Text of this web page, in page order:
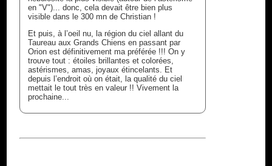
en "V")... donc, cela devait être bien plus
visible dans le 300 mn de Christian !
Et puis, à l’oeil nu, la région du ciel allant du
Taureau aux Grands Chiens en passant par
Orion est définitivement ma préférée !!! On y
trouve tout : étoiles brillantes et colorées,
astérismes, amas, joyaux étincelants. Et
depuis l’endroit où on était, la qualité du ciel
mettait le tout très en valeur !! Vivement la
prochaine...